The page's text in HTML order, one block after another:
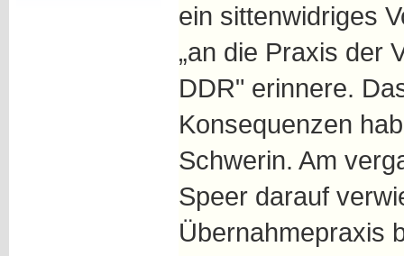
ein sittenwidriges
„an die Praxis der
DDR" erinnere.
Konsequenzen
Schwerin. Am
Speer darauf
Übernahmepraxis